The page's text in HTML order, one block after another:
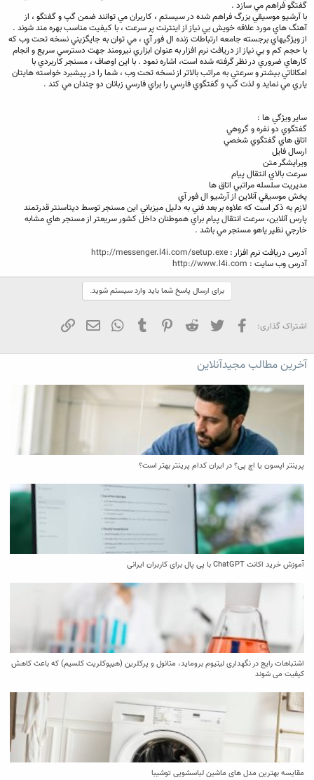
گفتگو فراهم مي سازد .
با آرشيو موسيقي بزرگ فراهم شده در سيستم ، کاربران مي توانند ضمن گپ و گفتگو ، از
آهنگ هاي مورد علاقه خويش بي نياز از اينترنت پر سرعت ، با کيفيت مناسب بهره مند شوند .
از ويژگيهاي برجسته جامعه ارتباطات زنده ال فور آي ، مي توان به جايگزيني نسخه تحت وب که
با حجم کم و بي نياز از دريافت نرم افزار به عنوان ابزاري نيرومند جهت دسترسي سريع و انجام
کارهاي ضروري در نظر گرفته شده است، اشاره نمود . با اين اوصاف ، مسنجر کاربردي با
امکاناتي بيشتر و سرعتي به مراتب بالاتر از نسخه تحت وب ، شما را در پيشبرد خواسته هايتان
ياري مي نمايد و لذت گپ و گفتگوي فارسي را براي فارسي زبانان دو چندان مي کند .
ساير ويژگي ها :
گفتگوي دو نفره و گروهي
اتاق هاي گفتگوي شخصي
ارسال فايل
ويرايشگر متن
سرعت بالاي انتقال پيام
مديريت سلسله مراتبي اتاق ها
پخش موسيقي آنلاين از آرشيو ال فور آي
لازم به ذکر است که علاوه بر بعد فني به دليل ميزباني اين مسنجر توسط ديتاسنتر قدرتمند
پارس آنلاين، سرعت انتقال پيام براي هموطنان داخل کشور سريعتر از مسنجر هاي مشابه
خارجي نظير ياهو مسنجر مي باشد .
آدرس دريافت نرم افزار : http://messenger.l4i.com/setup.exe
آدرس وب سايت : http://www.l4i.com
برای ارسال پاسخ شما باید وارد سیستم شوید.
اشتراک گذاری: فیسبوک تویتر Reddit
Pinterest
Tumblr
WhatsApp
ایمیل
آخرین مطالب مجیدآنلاین
پرینتر اپسون یا اچ پی؟ در ایران کدام پرینتر بهتر است؟
آموزش خرید اکانت ChatGPT با پی پال برای کاربران ایرانی
اشتباهات رایج در نگهداری لیتیوم بروماید، متانول و پرکلرین (هیپوکلریت کلسیم) که باعث کاهش
کیفیت می‌ شوند
مقایسه بهترین مدل ‌های ماشین لباسشویی توشیبا